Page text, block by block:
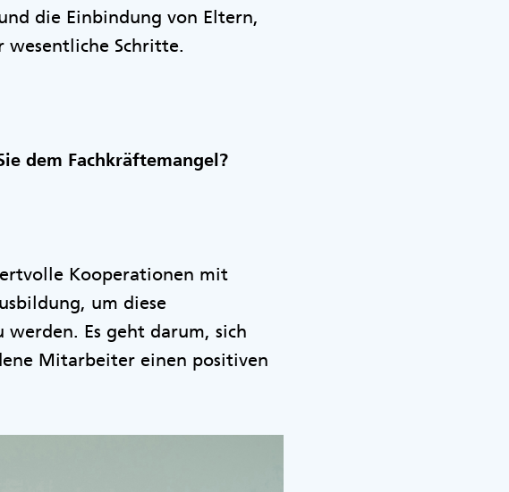
die Einbindung von Eltern,
Schritte.
dem Fachkräftemangel?
Kooperationen mit
um diese
Es geht darum, sich
Mitarbeiter einen positiven